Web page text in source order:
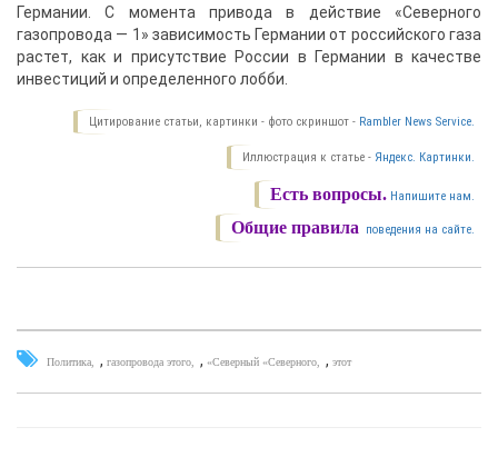
Германии. С момента привода в действие «Северного
газопровода — 1» зависимость Германии от российского газа
растет, как и присутствие России в Германии в качестве
инвестиций и определенного лобби.
Цитирование статьи, картинки - фото скриншот - Rambler News Service.
Иллюстрация к статье - Яндекс. Картинки.
Есть вопросы. Напишите нам.
Общие правила поведения на сайте.
Политика , газопровода этого , «Северный «Северного , этот